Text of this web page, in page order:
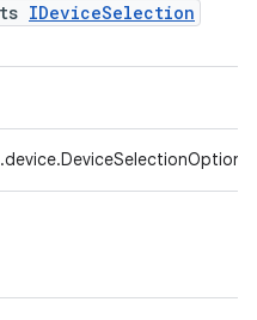
IDeviceSelection